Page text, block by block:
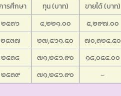
ารศึกษา ทุน (บาท) ขายได้ (บาท)
๒๕๓๖
๔,๒๒๑.๐๐ ๕,๒๙๗.๐๐
๒๕๓๗
๒๗,๕๖๑.๕๐ ๗๐,๓๒๔.๕๐
๒๕๓๘
๗๑,๒๔๖.๙๐ ๑๘,๐๕๔.๐๐
๒๕๓๙
๗๑,๒๔๖.๙๐ –